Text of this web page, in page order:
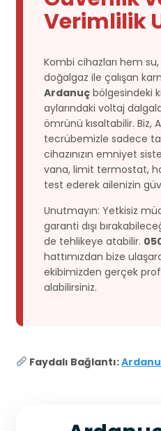
Verimlilik
Kombi cihazları hem
doğalgaz ile çalışan
Ardanuç bölgesindeki
aylarındaki voltaj
ömrünü kısaltabilir. Biz,
tecrübemizle sadece
cihazınızın emniyet
vana, limit termostat,
test ederek ailenizin
Unutmayın: Yetkisiz
garanti dışı
de tehlikeye atabilir.
hattımızdan bize
ekibimizden gerçek
alabilirsiniz.
Faydalı Bağlantı: